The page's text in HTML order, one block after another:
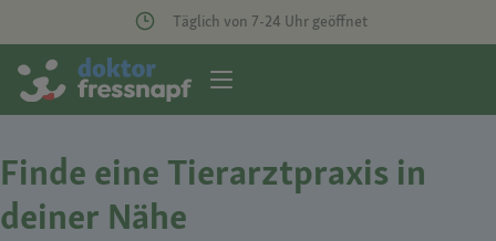
Täglich von 7-24 Uhr geöffnet
Finde eine Tierarztpraxis in
deiner Nähe